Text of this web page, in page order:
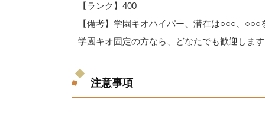
【ランク】400
【備考】学園キオハイパー、潜在は○○○、○○○
学園キオ固定の方なら、どなたでも歓迎します
注意事項